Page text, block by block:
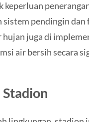
sistem pendingin
juga di
air bersih secara